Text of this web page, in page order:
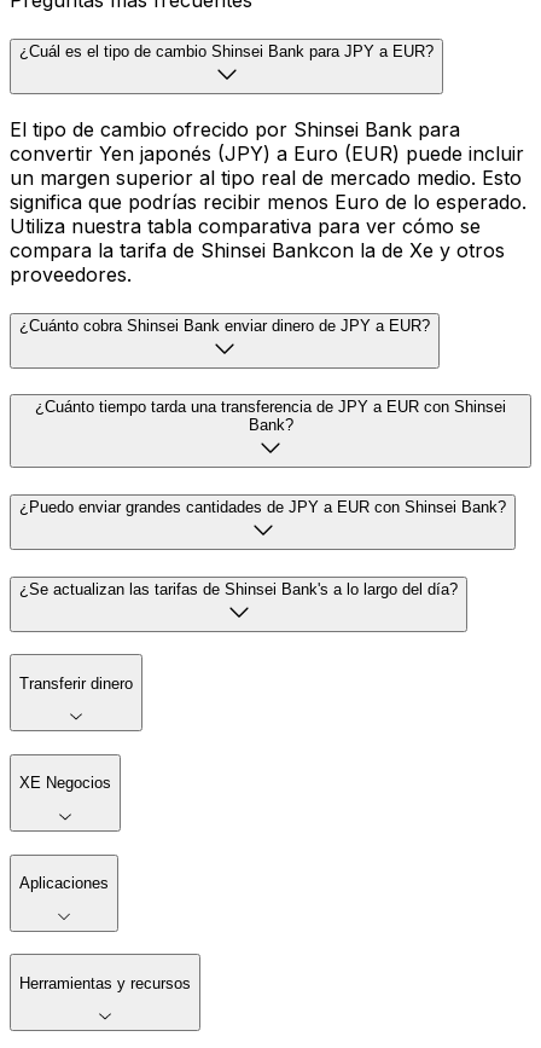
¿Cuál es el tipo de cambio Shinsei Bank para JPY a EUR?
El tipo de cambio ofrecido por Shinsei Bank para
convertir Yen japonés (JPY) a Euro (EUR) puede incluir
un margen superior al tipo real de mercado medio. Esto
significa que podrías recibir menos Euro de lo esperado.
Utiliza nuestra tabla comparativa para ver cómo se
compara la tarifa de Shinsei Bankcon la de Xe y otros
proveedores.
¿Cuánto cobra Shinsei Bank enviar dinero de JPY a EUR?
¿Cuánto tiempo tarda una transferencia de JPY a EUR con Shinsei
Bank?
¿Puedo enviar grandes cantidades de JPY a EUR con Shinsei Bank?
¿Se actualizan las tarifas de Shinsei Bank's a lo largo del día?
Transferir dinero
XE Negocios
Aplicaciones
Herramientas y recursos